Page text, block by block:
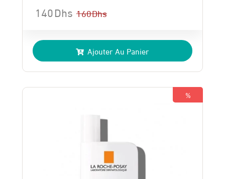
160Dhs
prix
initial
était :
160 Dhs.
140Dhs
prix
actuel
est :
140 Dhs.
Ajouter Au Panier
%